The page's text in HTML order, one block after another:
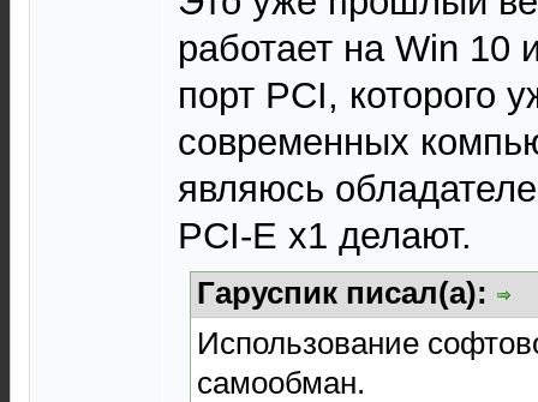
работает на Win 10
порт PCI, которого
современных
являюсь
PCI-E x1 делают.
Гаруспик писал(а):
Использование
самообман.